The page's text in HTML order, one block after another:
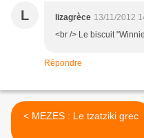
L lizagrèce 13/11/2012
<br /> Le biscuit
Répondre
< MEZES : Le tzatziki grec